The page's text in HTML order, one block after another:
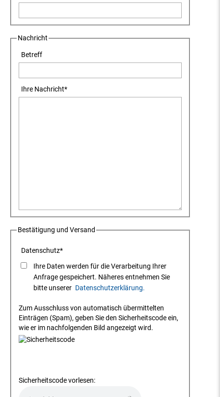
Nachricht
Betreff
Ihre Nachricht*
Bestätigung und Versand
Datenschutz*
Ihre Daten werden für die Verarbeitung Ihrer
Anfrage gespeichert. Näheres entnehmen Sie
bitte unserer Datenschutzerklärung.
Zum Ausschluss von automatisch übermittelten
Einträgen (Spam), geben Sie den Sicherheitscode ein,
wie er im nachfolgenden Bild angezeigt wird.
Sicherheitscode vorlesen: